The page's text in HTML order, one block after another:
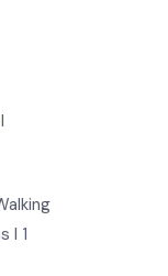
I 1